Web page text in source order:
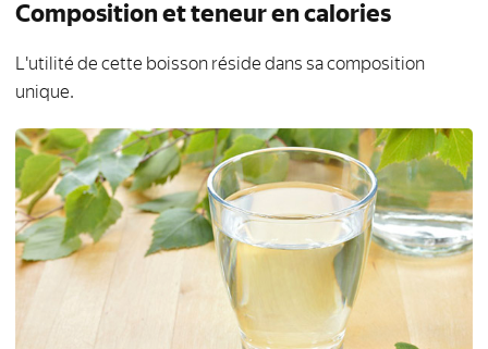
Composition et teneur en calories
L'utilité de cette boisson réside dans sa composition
unique.